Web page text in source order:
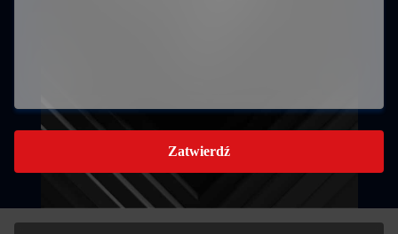
Zatwierdź